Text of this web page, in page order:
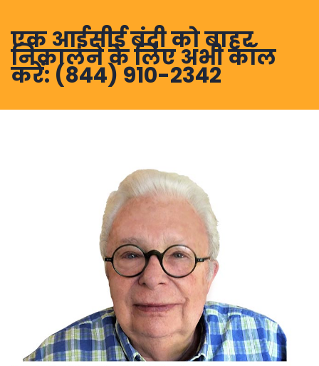
एक आईसीई बंदी को बाहर
निकालने के लिए अभी कॉल
करें: (844) 910-2342